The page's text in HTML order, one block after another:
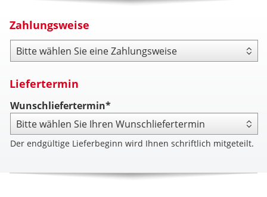
Zahlungsweise
Zahlungsweise
Liefertermin
Wunschliefertermin*
Der endgültige Lieferbeginn wird Ihnen schriftlich mitgeteilt.